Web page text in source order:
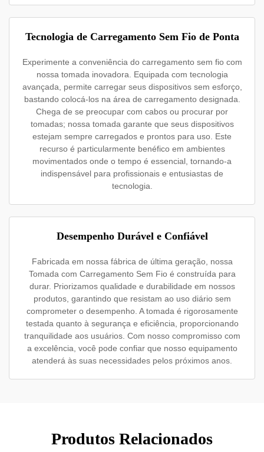
Tecnologia de Carregamento Sem Fio de Ponta
Experimente a conveniência do carregamento sem fio com
nossa tomada inovadora. Equipada com tecnologia
avançada, permite carregar seus dispositivos sem esforço,
bastando colocá-los na área de carregamento designada.
Chega de se preocupar com cabos ou procurar por
tomadas; nossa tomada garante que seus dispositivos
estejam sempre carregados e prontos para uso. Este
recurso é particularmente benéfico em ambientes
movimentados onde o tempo é essencial, tornando-a
indispensável para profissionais e entusiastas de
tecnologia.
Desempenho Durável e Confiável
Fabricada em nossa fábrica de última geração, nossa
Tomada com Carregamento Sem Fio é construída para
durar. Priorizamos qualidade e durabilidade em nossos
produtos, garantindo que resistam ao uso diário sem
comprometer o desempenho. A tomada é rigorosamente
testada quanto à segurança e eficiência, proporcionando
tranquilidade aos usuários. Com nosso compromisso com
a excelência, você pode confiar que nosso equipamento
atenderá às suas necessidades pelos próximos anos.
Produtos Relacionados